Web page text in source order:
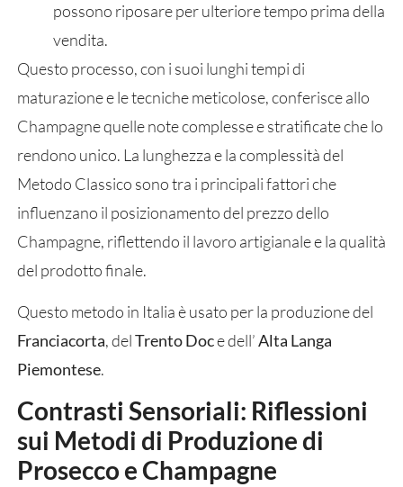
possono riposare per ulteriore tempo prima della
vendita.
Questo processo, con i suoi lunghi tempi di
maturazione e le tecniche meticolose, conferisce allo
Champagne quelle note complesse e stratificate che lo
rendono unico. La lunghezza e la complessità del
Metodo Classico sono tra i principali fattori che
influenzano il posizionamento del prezzo dello
Champagne, riflettendo il lavoro artigianale e la qualità
del prodotto finale.
Questo metodo in Italia è usato per la produzione del
Franciacorta, delTrento Doce dell’Alta Langa
Piemontese.
Contrasti Sensoriali: Riflessioni
sui Metodi di Produzione di
Prosecco e Champagne